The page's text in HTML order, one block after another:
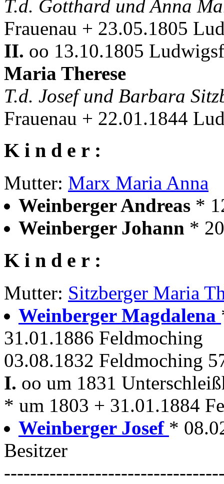
T.d. Gotthard und Anna
Frauenau + 23.05.1805
II. oo 13.10.1805
Maria Therese
T.d. Josef und Barbara
Frauenau + 22.01.1844
K i n d e r :
Mutter: Marx Maria Anna
Weinberger Andreas *
Weinberger Johann *
K i n d e r :
Mutter: Sitzberger Maria
Weinberger Magdalena
31.01.1886 Feldmoching
03.08.1832 Feldmoching
I. oo um 1831
* um 1803 + 31.01.1884
Weinberger Josef *
Besitzer